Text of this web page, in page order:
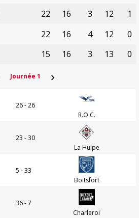
22 16 3 12
1
22 16 4 12
0
15 16 3 13 0
Journée 1 ›
26 - 26
R.O.C.
23 - 30
La Hulpe
5 - 33
Boitsfort
36 - 7
Charleroi